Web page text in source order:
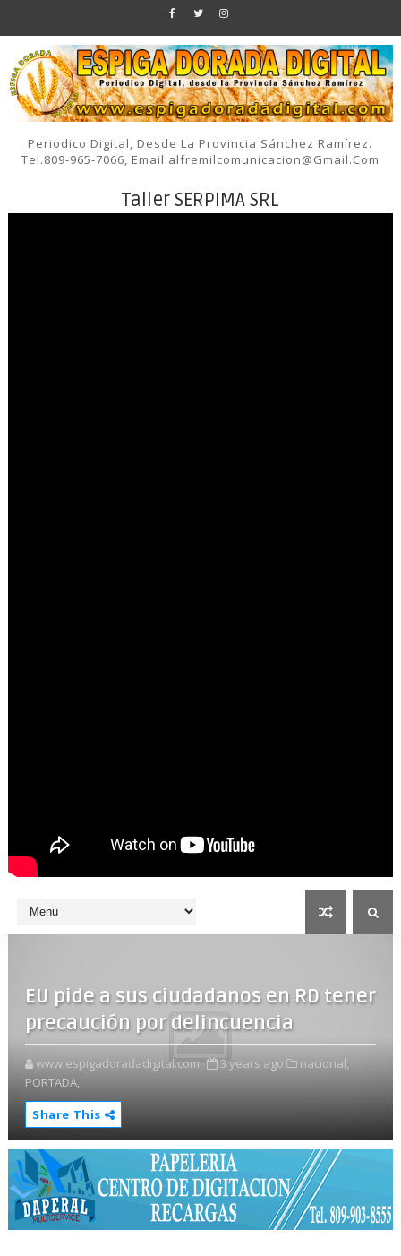
Periodico Digital, Desde La Provincia Sánchez Ramírez.
Tel.809-965-7066, Email:alfremilcomunicacion@gmail.com
Taller SERPIMA SRL
EU pide a sus ciudadanos en RD tener
precaución por delincuencia
www.espigadoradadigital.com 3 years ago
nacional,
PORTADA,
Share This